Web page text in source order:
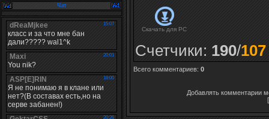
Чат
Скачать для PC
Счетчики: 190/107
Всего комментариев: 0
Добавлять комментарии